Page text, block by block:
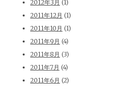
2012年3月 (1)
2011年12月 (1)
2011年10月 (1)
2011年9月 (4)
2011年8月 (3)
2011年7月 (4)
2011年6月 (2)